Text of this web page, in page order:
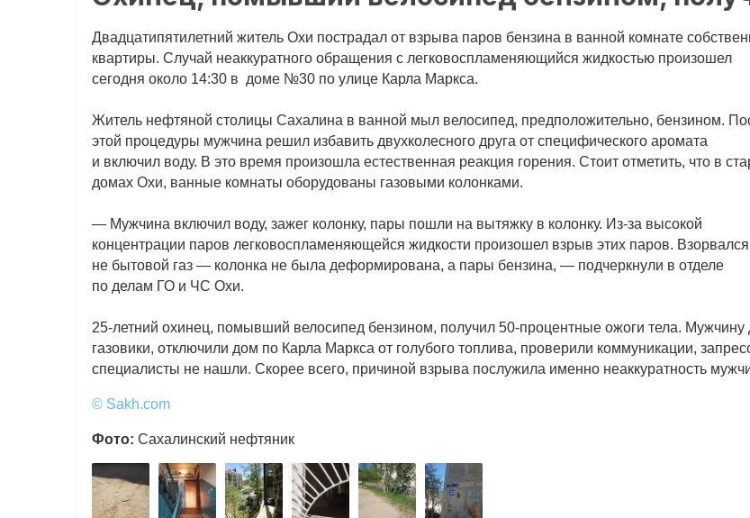
Двадцатипятилетний житель Охи пострадал от взрыва паров бензина в ванной комнате
квартиры. Случай неаккуратного обращения с легковоспламеняющийся жидкостью произошел
сегодня около 14:30 в доме №30 по улице Карла Маркса.
Житель нефтяной столицы Сахалина в ванной мыл велосипед, предположительно, бензином.
этой процедуры мужчина решил избавить двухколесного друга от специфического аромата
и включил воду. В это время произошла естественная реакция горения. Стоит отметить, что в
домах Охи, ванные комнаты оборудованы газовыми колонками.
— Мужчина включил воду, зажег колонку, пары пошли на вытяжку в колонку. Из-за высокой
концентрации паров легковоспламеняющейся жидкости произошел взрыв этих паров. Взорвался
не бытовой газ — колонка не была деформирована, а пары бензина, — подчеркнули в отделе
по делам ГО и ЧС Охи.
25-летний охинец, помывший велосипед бензином, получил 50-процентные ожоги тела.
газовики, отключили дом по Карла Маркса от голубого топлива, проверили коммуникации,
специалисты не нашли. Скорее всего, причиной взрыва послужила именно неаккуратность
© Sakh.com
Фото: Сахалинский нефтяник